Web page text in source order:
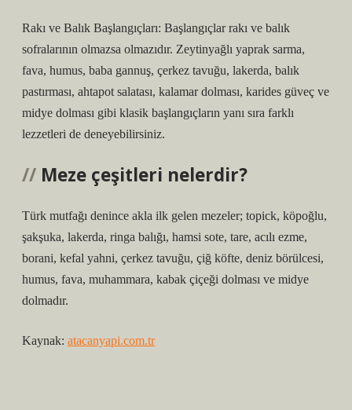
Rakı ve Balık Başlangıçları: Başlangıçlar rakı ve balık
sofralarının olmazsa olmazıdır. Zeytinyağlı yaprak sarma,
fava, humus, baba gannuş, çerkez tavuğu, lakerda, balık
pastırması, ahtapot salatası, kalamar dolması, karides güveç ve
midye dolması gibi klasik başlangıçların yanı sıra farklı
lezzetleri de deneyebilirsiniz.
Meze çeşitleri nelerdir?
Türk mutfağı denince akla ilk gelen mezeler; topick, köpoğlu,
şakşuka, lakerda, ringa balığı, hamsi sote, tare, acılı ezme,
borani, kefal yahni, çerkez tavuğu, çiğ köfte, deniz börülcesi,
humus, fava, muhammara, kabak çiçeği dolması ve midye
dolmadır.
Kaynak: atacanyapi.com.tr